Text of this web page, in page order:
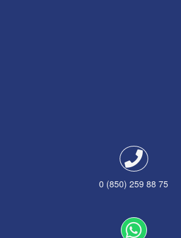
0 (850) 259 88 75